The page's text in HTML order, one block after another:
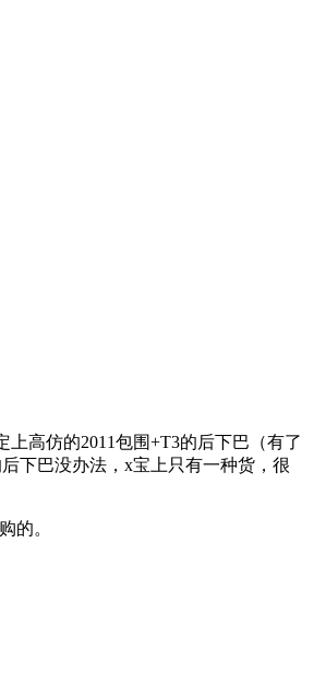
高仿的2011包围+T3的后下巴（有了
下巴没办法，x宝上只有一种货，很
的。